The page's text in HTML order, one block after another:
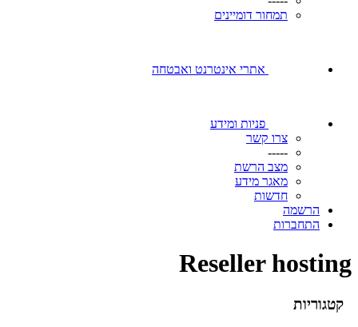
תמחור דומיינים
אתרי אינטרנט ואבטחה
פניות ומידע
צרו קשר
-----
מצב הרשת
מאגר מידע
חדשות
הרשמה
התחברות
Reseller hosting
קטגוריות